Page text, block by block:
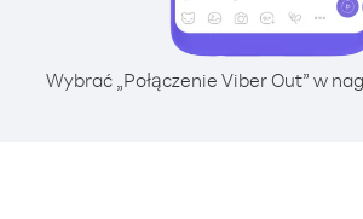
Wybrać „Połączenie Viber Out” w